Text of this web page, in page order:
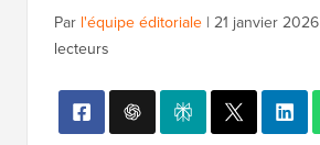
Par l'équipe éditoriale | 21 janvier 2026
lecteurs